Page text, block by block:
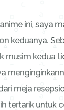
ini, saya
keduanya.
musim kedua
meja
tertarik untuk